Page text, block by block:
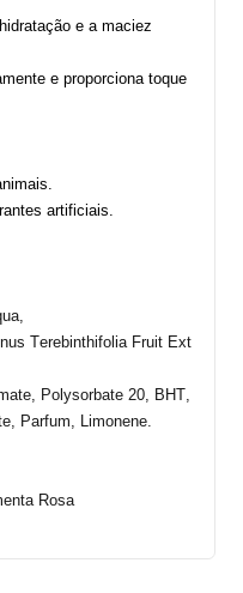
e a maciez
e proporciona toque
artificiais.
Terebinthifolia Fruit Ext
Polysorbate 20, BHT,
Parfum Limonene
Rosa